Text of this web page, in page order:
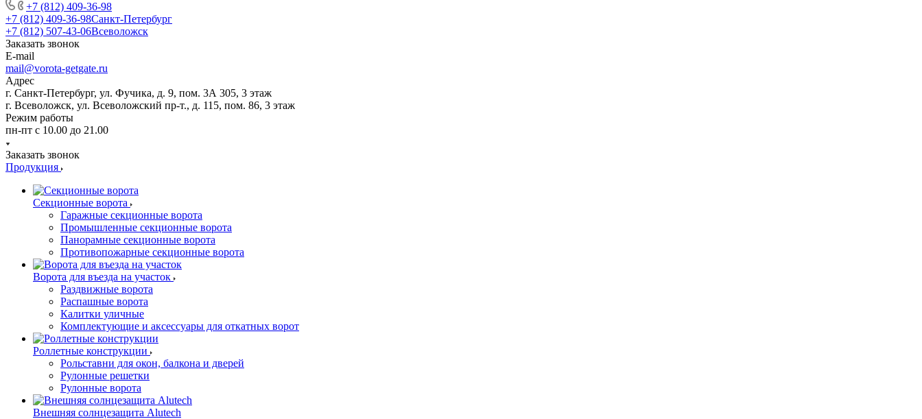
+7 (812) 409-36-98
+7 (812) 409-36-98Санкт-Петербург
+7 (812) 507-43-06Всеволожск
Заказать звонок
E-mail
mail@vorota-getgate.ru
Адрес
г. Санкт-Петербург, ул. Фучика, д. 9, пом. 3А 305, 3 этаж
г. Всеволожск, ул. Всеволожский пр-т., д. 115, пом. 86, 3 этаж
Режим работы
пн-пт c 10.00 до 21.00
Заказать звонок
Продукция
Секционные ворота
Гаражные секционные ворота
Промышленные секционные ворота
Панорамные секционные ворота
Противопожарные секционные ворота
Ворота для въезда на участок
Раздвижные ворота
Распашные ворота
Калитки уличные
Комплектующие и аксессуары для откатных ворот
Роллетные конструкции
Рольставни для окон, балкона и дверей
Рулонные решетки
Рулонные ворота
Внешняя солнцезащита Alutech